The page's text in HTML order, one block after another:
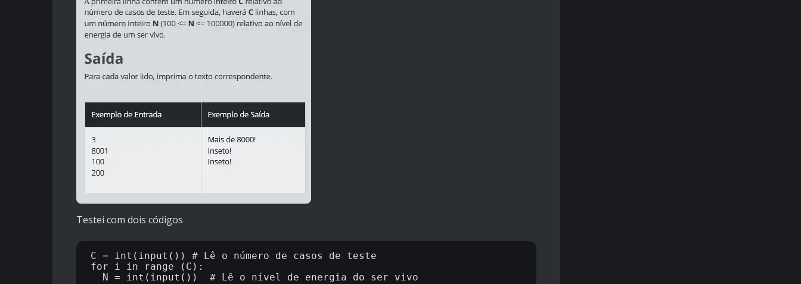
Testei com dois códigos
C = int(input()) # Lê o número de casos de teste
for i in range (C):
N = int(input())  # Lê o nível de energia do ser vivo